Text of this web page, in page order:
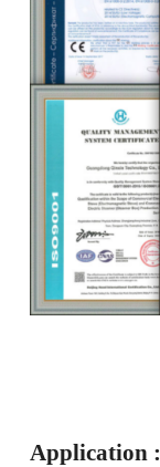
Application :